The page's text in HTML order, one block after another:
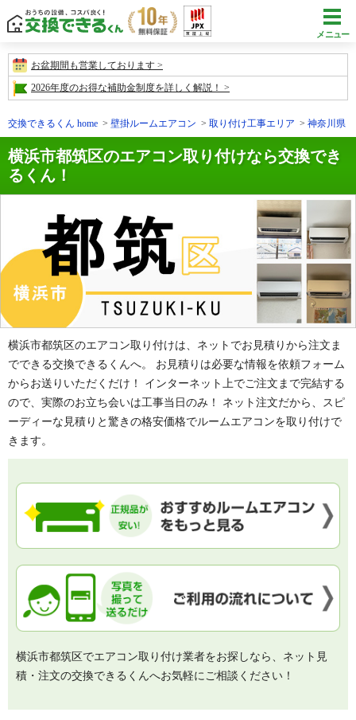
メニュー
お盆期間も営業しております
2026年度のお得な補助金制度を詳しく解説！
交換できるくん home 壁掛ルームエアコン 取り付け工事エリア 神奈川県
横浜市都筑区のエアコン取り付けなら交換でき
るくん！
横浜市都筑区のエアコン取り付けは、ネットでお見積りから注文ま
でできる交換できるくんへ。 お見積りは必要な情報を依頼フォーム
からお送りいただくだけ！ インターネット上でご注文まで完結する
ので、実際のお立ち会いは工事当日のみ！ ネット注文だから、スピ
ーディーな見積りと驚きの格安価格でルームエアコンを取り付けで
きます。
横浜市都筑区でエアコン取り付け業者をお探しなら、ネット見
積・注文の交換できるくんへお気軽にご相談ください！